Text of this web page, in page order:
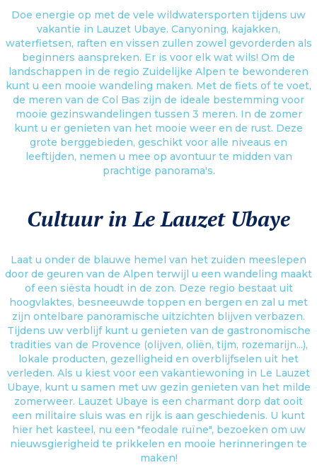
Doe energie op met de vele wildwatersporten tijdens uw
vakantie in Lauzet Ubaye. Canyoning, kajakken,
waterfietsen, raften en vissen zullen zowel gevorderden als
beginners aanspreken. Er is voor elk wat wils! Om de
landschappen in de regio Zuidelijke Alpen te bewonderen
kunt u een mooie wandeling maken. Met de fiets of te voet,
de meren van de Col Bas zijn de ideale bestemming voor
mooie gezinswandelingen tussen 3 meren. In de zomer
kunt u er genieten van het mooie weer en de rust. Deze
grote berggebieden, geschikt voor alle niveaus en
leeftijden, nemen u mee op avontuur te midden van
prachtige panorama's.
Cultuur in Le Lauzet Ubaye
Laat u onder de blauwe hemel van het zuiden meeslepen
door de geuren van de Alpen terwijl u een wandeling maakt
of een siësta houdt in de zon. Deze regio bestaat uit
hoogvlaktes, besneeuwde toppen en bergen en zal u met
zijn ontelbare panoramische uitzichten blijven verbazen.
Tijdens uw verblijf kunt u genieten van de gastronomische
tradities van de Provence (olijven, oliën, tijm, rozemarijn...),
lokale producten, gezelligheid en overblijfselen uit het
verleden. Als u kiest voor een vakantiewoning in Le Lauzet
Ubaye, kunt u samen met uw gezin genieten van het milde
zomerweer. Lauzet Ubaye is een charmant dorp dat ooit
een militaire sluis was en rijk is aan geschiedenis. U kunt
hier het kasteel, nu een "feodale ruïne", bezoeken om uw
nieuwsgierigheid te prikkelen en mooie herinneringen te
maken!